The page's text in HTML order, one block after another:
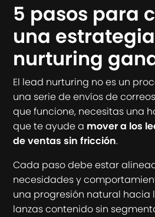
5 pasos para
una
nurturing
El lead nurturing no es un
una serie de envíos de
que funcione, necesitas una
que te ayude a mover a los
de ventas sin fricción.
Cada paso debe estar
necesidades y
una progresión natural hacia
lanzas contenido sin